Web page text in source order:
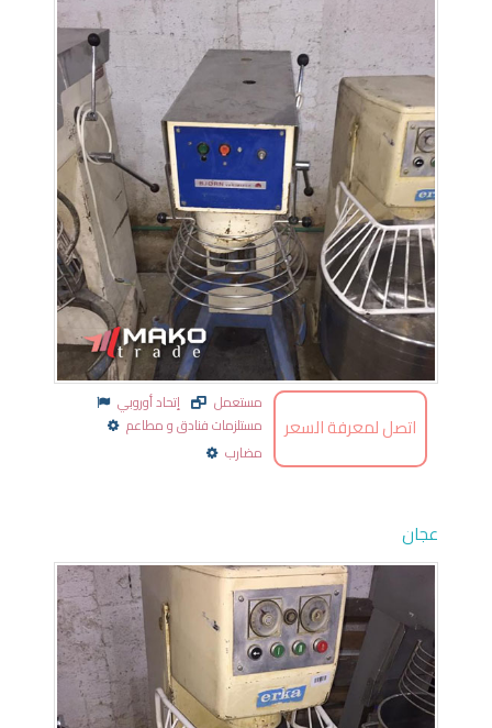
اتصل لمعرفة السعر
مستعمل
إتحاد أوروبي
مستلزمات فنادق و مطاعم
مضارب
عجان